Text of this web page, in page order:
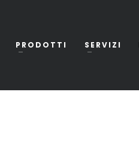
PRODOTTI SERVIZI